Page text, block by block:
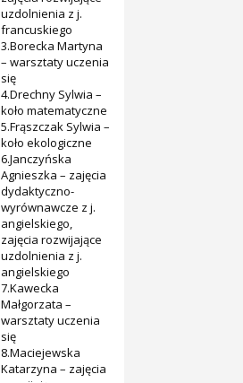
uzdolnienia z j.
francuskiego
3.Borecka Martyna
– warsztaty uczenia
się
4.Drechny Sylwia –
koło matematyczne
5.Frąszczak Sylwia –
koło ekologiczne
6.Janczyńska
Agnieszka – zajęcia
dydaktyczno-
wyrównawcze z j.
angielskiego,
zajęcia rozwijające
uzdolnienia z j.
angielskiego
7.Kawecka
Małgorzata –
warsztaty uczenia
się
8.Maciejewska
Katarzyna – zajęcia